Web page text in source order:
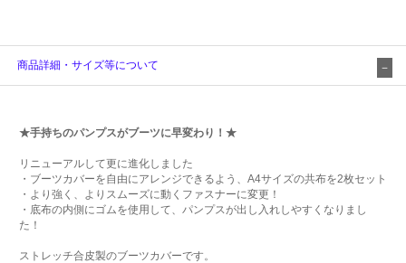
商品詳細・サイズ等について
★手持ちのパンプスがブーツに早変わり！★
リニューアルして更に進化しました
・ブーツカバーを自由にアレンジできるよう、A4サイズの共布を2枚セット
・より強く、よりスムーズに動くファスナーに変更！
・底布の内側にゴムを使用して、パンプスが出し入れしやすくなりまし
た！
ストレッチ合皮製のブーツカバーです。